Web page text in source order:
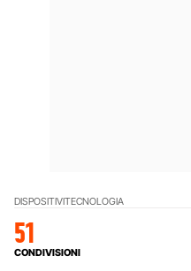
DISPOSITIVITECNOLOGIA
51
CONDIVISIONI